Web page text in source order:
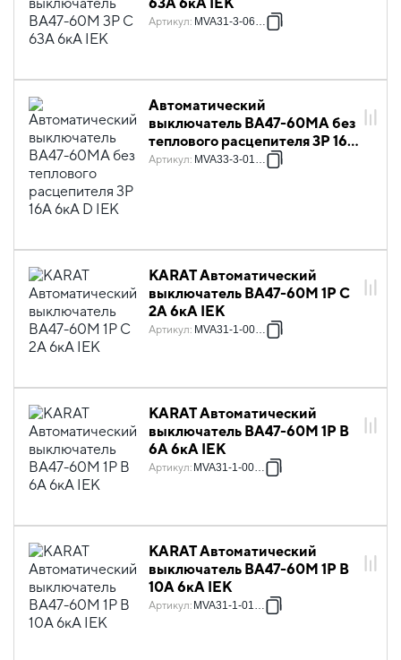
Артикул: MVA31-3-063-C
Автоматический
выключатель ВА47-60МА без
теплового расцепителя 3P 16А
6кА D IEK
Артикул: MVA33-3-016-D
KARAT Автоматический
выключатель ВА47-60M 1P C
2А 6кА IEK
Артикул: MVA31-1-002-C
KARAT Автоматический
выключатель ВА47-60M 1P B
6А 6кА IEK
Артикул: MVA31-1-006-B
KARAT Автоматический
выключатель ВА47-60M 1P B
10А 6кА IEK
Артикул: MVA31-1-010-B